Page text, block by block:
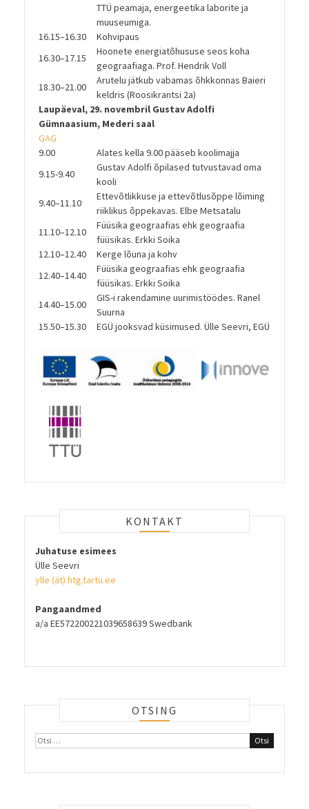
TTÜ peamaja, energeetika laborite ja
muuseumiga.
16.15–16.30
Kohvipaus
16.30–17.15
Hoonete energiatõhususe seos koha
geograafiaga. Prof. Hendrik Voll
18.30–21.00
Arutelu jätkub vabamas õhkkonnas Baieri
keldris (Roosikrantsi 2a)
Laupäeval, 29. novembril Gustav Adolfi
Gümnaasium, Mederi saal
GAG
9.00
Alates kella 9.00 pääseb koolimajja
9.15-9.40
Gustav Adolfi õpilased tutvustavad oma
kooli
9.40–11.10
Ettevõtlikkuse ja ettevõtlusõppe lõiming
riiklikus õppekavas. Elbe Metsatalu
11.10–12.10
Füüsika geograafias ehk geograafia
füüsikas. Erkki Soika
12.10–12.40
Kerge lõuna ja kohv
12.40–14.40
Füüsika geograafias ehk geograafia
füüsikas. Erkki Soika
14.40–15.00
GIS-i rakendamine uurimistöödes. Ranel
Suurna
15.50–15.30
EGÜ jooksvad küsimused. Ülle Seevri, EGÜ
KONTAKT
Juhatuse esimees
Ülle Seevri
ylle (ät) htg.tartu.ee
Pangaandmed
a/a EE572200221039658639 Swedbank
OTSING
Otsi: